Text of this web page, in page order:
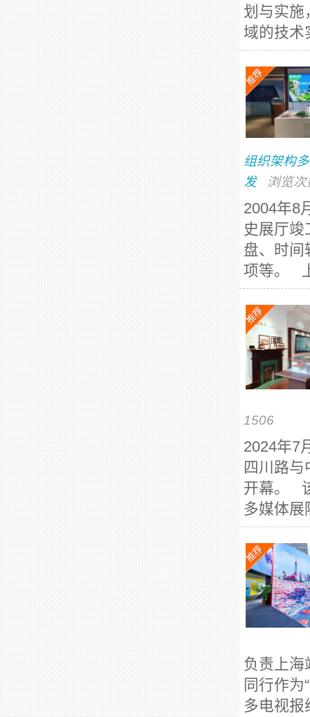
划与实施
域的技术
组织架构
发
浏览
2004年8
史展厅竣
盘、时间
项等。
1506
2024年7
四川路与
开幕。
多媒体展
负责上
同行作
多电视报